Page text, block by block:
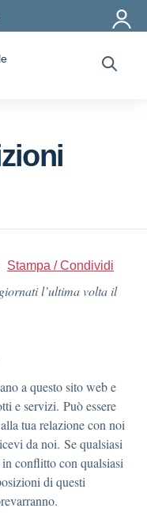
Stampa / Condividi
l’ultima volta il
a questo sito web e
e servizi. Può essere
tua relazione con noi
da noi. Se qualsiasi
conflitto con qualsiasi
di questi